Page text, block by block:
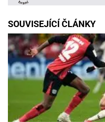
SOUVISEJÍCÍ ČLÁNKY